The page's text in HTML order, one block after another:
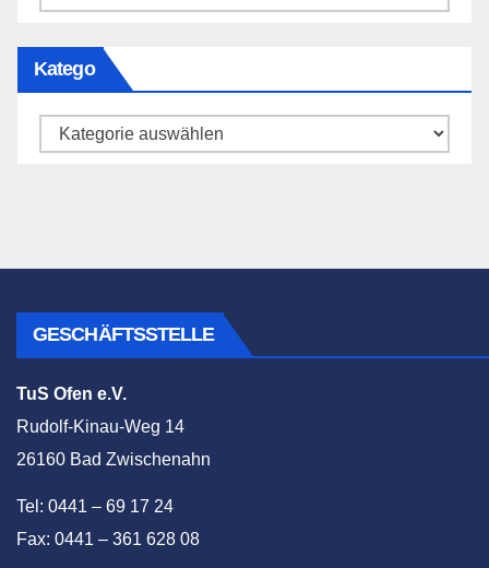
Katego
Katego
GESCHÄFTSSTELLE
TuS Ofen e.V.
Rudolf-Kinau-Weg 14
26160 Bad Zwischenahn
Tel: 0441 – 69 17 24
Fax: 0441 – 361 628 08